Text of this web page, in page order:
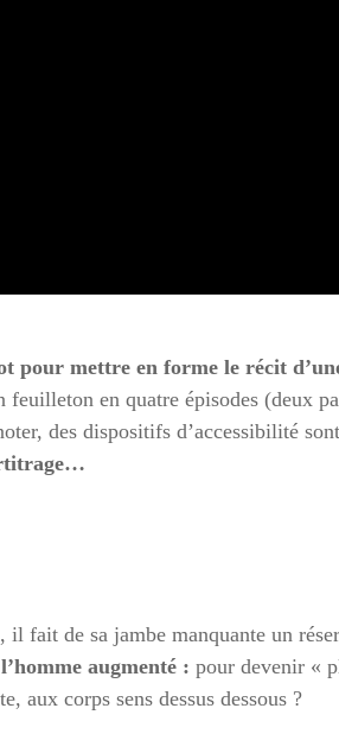
pour mettre en forme le récit
en quatre épisodes (deux
des dispositifs d’accessibilité
fait de sa jambe manquante un
augmenté : pour devenir «
aux corps sens dessus dessous ?